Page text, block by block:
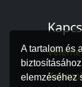
A tartalom és
elemzéséhez